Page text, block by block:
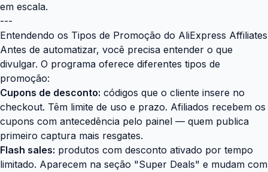
em escala.
---
Entendendo os Tipos de Promoção do AliExpress Affiliates
Antes de automatizar, você precisa entender o que
divulgar. O programa oferece diferentes tipos de
promoção:
Cupons de desconto: códigos que o cliente insere no
checkout. Têm limite de uso e prazo. Afiliados recebem os
cupons com antecedência pelo painel — quem publica
primeiro captura mais resgates.
Flash sales: produtos com desconto ativado por tempo
limitado. Aparecem na seção "Super Deals" e mudam com